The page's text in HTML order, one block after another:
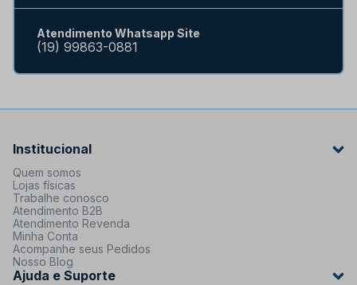
Atendimento Whatsapp Site
(19) 99863-0881
Institucional
Quem somos
Lojas físicas
Trabalhe conosco
Atendimento B2B
Atendimento Revenda
Minha Conta
Acompanhe seus Pedidos
Nosso Blog
Ajuda e Suporte